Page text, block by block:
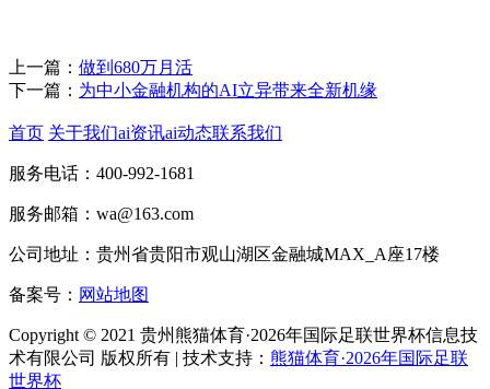
上一篇： 做到680万月活
下一篇： 为中小金融机构的AI立异带来全新机缘
首页 关于我们ai资讯ai动态联系我们
服务电话：400-992-1681
服务邮箱：wa@163.com
公司地址：贵州省贵阳市观山湖区金融城MAX_A座17楼
备案号： 网站地图
Copyright © 2021 贵州熊猫体育·2026年国际足联世界杯信息技
术有限公司 版权所有 | 技术支持： 熊猫体育·2026年国际足联
世界杯